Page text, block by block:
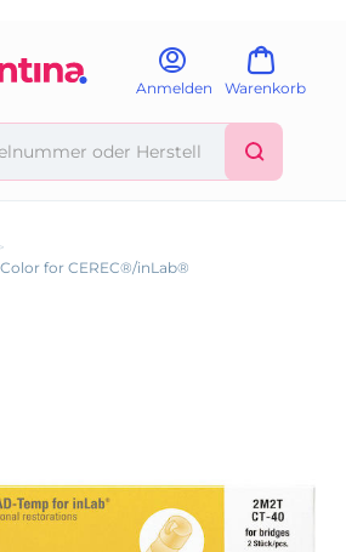
Anmelden Warenkorb
for CEREC®/inLab®